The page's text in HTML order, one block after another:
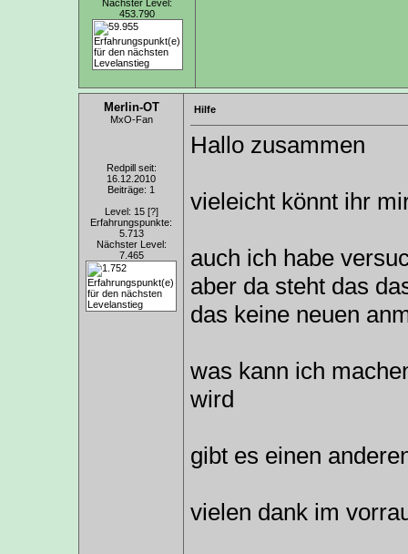
Nächster Level:
453.790
Merlin-OT
MxO-Fan
Redpill seit:
16.12.2010
Beiträge: 1
Level: 15 [?]
Erfahrungspunkte:
5.713
Nächster Level:
7.465
Hilfe
Hallo zusammen
vieleicht könnt ihr
auch ich habe
aber da steht das
das keine neuen
was kann ich
wird
gibt es einen
vielen dank im